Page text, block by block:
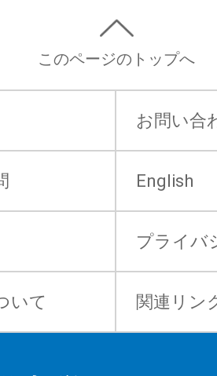
このページのトップへ
お問い合
English
プライバ
いて 関連リン